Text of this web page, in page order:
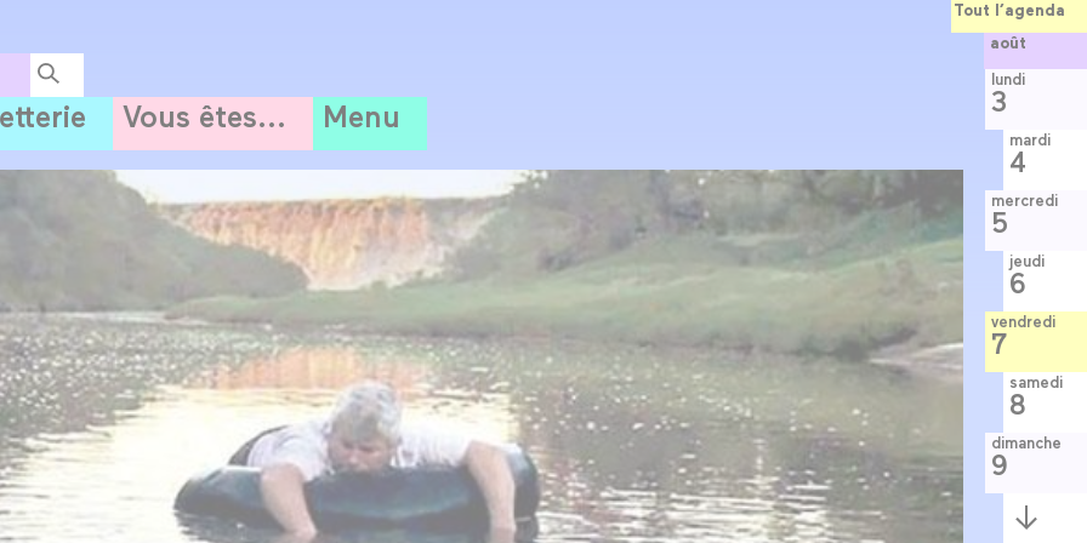
Vous êtes... Menu
Tout l’agenda
août
lundi
3
mardi
4
mercredi
5
jeudi
6
vendredi
7
samedi
8
dimanche
9
Semaine
suivante